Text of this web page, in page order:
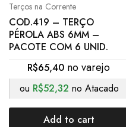
Terços na Corrente
COD.419 – TERÇO
PÉROLA ABS 6MM –
PACOTE COM 6 UNID.
R$65,40
ou R$52,32 no Atacado
Add to cart